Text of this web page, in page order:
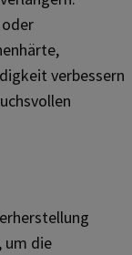
verbessern
um die